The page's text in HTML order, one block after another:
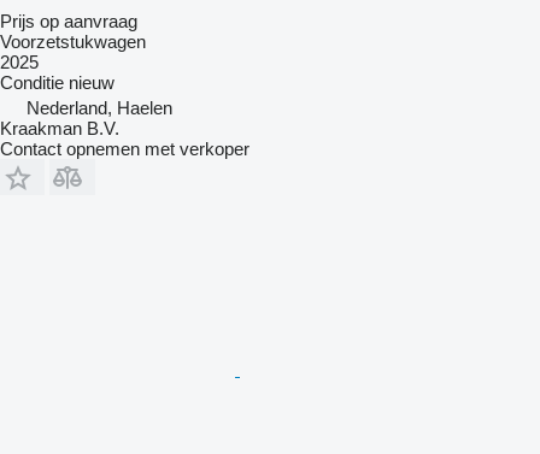
Prijs op aanvraag
Voorzetstukwagen
2025
Conditie nieuw
Nederland, Haelen
Kraakman B.V.
Contact opnemen met verkoper